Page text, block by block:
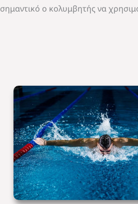
σημαντικό ο κολυμβητής να